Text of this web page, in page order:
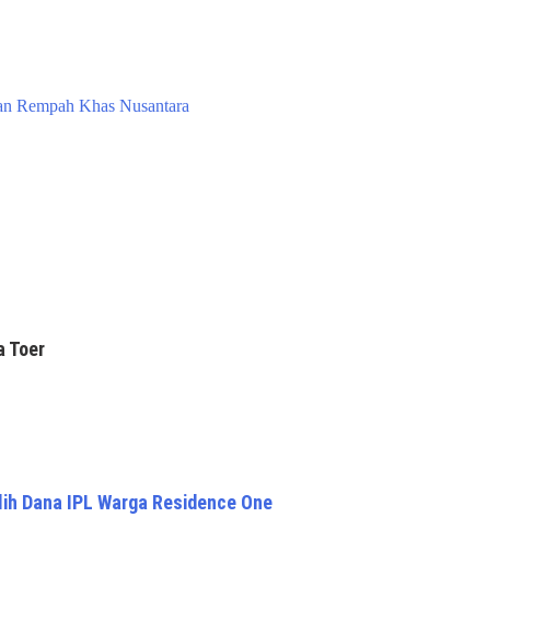
Rempah Khas Nusantara
Toer
Dana IPL Warga Residence One